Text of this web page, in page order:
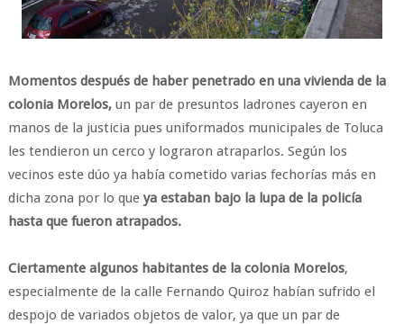
Momentos después de haber penetrado en una vivienda de la
colonia Morelos,un par de presuntos ladrones cayeron en
manos de la justicia pues uniformados municipales de Toluca
les tendieron un cerco y lograron atraparlos. Según los
vecinos este dúo ya había cometido varias fechorías más en
dicha zona por lo queya estaban bajo la lupa de la policía
hasta que fueron atrapados.
Ciertamente algunos habitantes de la colonia Morelos,
especialmente de la calle Fernando Quiroz habían sufrido el
despojo de variados objetos de valor, ya que un par de